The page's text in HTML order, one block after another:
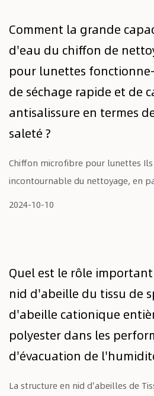
Comment la grande
d'eau du chiffon de
pour lunettes
de séchage rapide et de
antisalissure en termes
saleté ?
Chiffon microfibre pour lunettes Ils sont devenus un
incontournable du nettoyage, en
2024-10-10
Quel est le rôle
nid d'abeille du tissu de
d'abeille cationique
polyester dans les
d'évacuation de
La structure en nid d'abeilles de Tissu de sport frais en nid